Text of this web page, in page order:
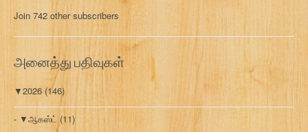
க
வ
Join 742 other subscribers
அனைத்து பதிவுகள்
▼2026 (146)
▼ஆகஸ்ட் (11)